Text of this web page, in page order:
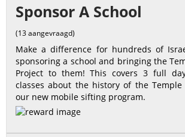
Sponsor A School
(13 aangevraagd)
Make a difference for hundreds of
sponsoring a school and bringing the
Project to them! This covers 3 full
classes about the history of the
our new mobile sifting program.